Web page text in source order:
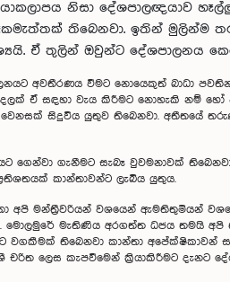
නිසා දේශපාලඥයාව
තිබෙනවා. ඉතින්
ඒ තුලින් ඔවුන්ට දේශපාලනය
අවතීරණය වීමට නොයෙකුත් බාධා
ඒ සඳහා වැය කිරීමට නොහැකි නම් හෝ
සිදුවිය යුතුව තිබෙනවා. අතීතයේ
ගෙන්වා ගැනීමට සැබෑ වුවමනාවක්
කාන්තාවන්ට ලැබිය යුතුය.
අපි මන්ත්‍රීවරියන් වශයෙන් ඇමතිතුමියන්
මොලමුරේ මැතිණිය අරගත්ත ධජය තමයි
වගකීමක් තිබෙනවා කාන්තා
ලෙස කැපවීමෙන් ක්‍රියාකිරීමට දැනට